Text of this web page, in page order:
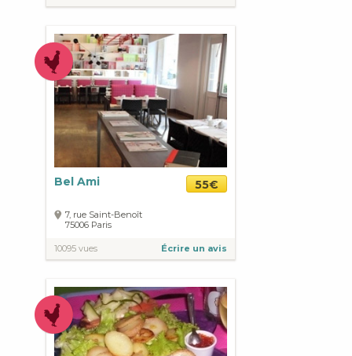
Bel Ami 55€
7, rue Saint-Benoît
75006 Paris
10095 vues Écrire un avis